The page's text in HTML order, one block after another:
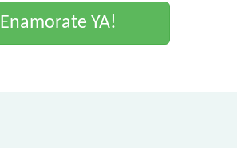
Enamorate YA!